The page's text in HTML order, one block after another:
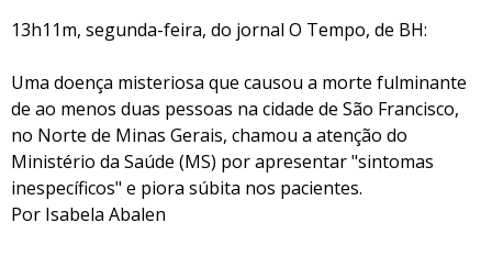
13h11m, segunda-feira, do jornal O Tempo, de BH:
Uma doença misteriosa que causou a morte fulminante
de ao menos duas pessoas na cidade de São Francisco,
no Norte de Minas Gerais, chamou a atenção do
Ministério da Saúde (MS) por apresentar "sintomas
inespecíficos" e piora súbita nos pacientes.
Por Isabela Abalen